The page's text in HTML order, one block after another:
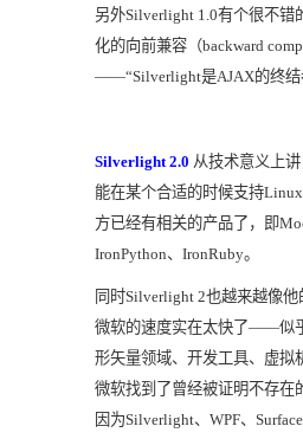
另外Silverlight 1.0有个很不错
化的向前兼容（backward
——“Silverlight是AJAX的终
Silverlight 2.0 从技术意义上
能在某个合适的时候支持Linux
方已经有相关的产品了，即
IronPython、 IronRuby。
同时Silverlight 2也越来越像他
微软的速度实在太快了——似
形矢量领域、开发工具、虚拟
微软找到了曾经被证明不存在
因为Silverlight、 WPF、 Surface